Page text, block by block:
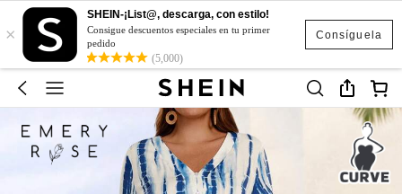
Consíguela
×
SHEIN-¡List@, descarga, con estilo!
Consigue descuentos especiales en tu primer
pedido
(5,000)